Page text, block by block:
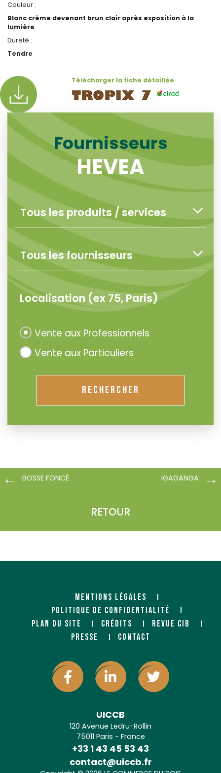
Couleur :
Blanc crème devenant brun clair après exposition à la
lumière
Dureté :
Tendre
Télécharger la fiche détaillée
Fournisseurs
HEVEA
Vente aux Professionnels
Vente aux Particuliers
RECHERCHER
BOSSE FONCÉ
RETOUR
IGAGANGA
MENTIONS LÉGALES
POLITIQUE DE CONFIDENTIALITÉ
PLAN DU SITE
CRÉDITS
REVUE CIB
PRESSE
CONTACT
UICCB
120 Avenue Ledru-Rollin
75011 Paris - France
+33 1 43 45 53 43
contact@uiccb.fr